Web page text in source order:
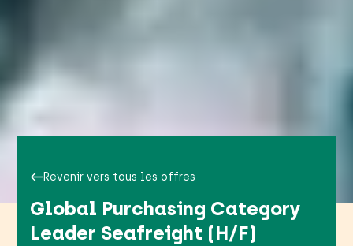
Revenir vers tous les offres
Global Purchasing Category
Leader Seafreight (H/F)